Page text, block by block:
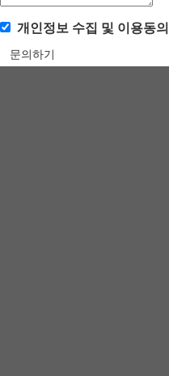
개인정보 수집 및 이용동의
문의하기